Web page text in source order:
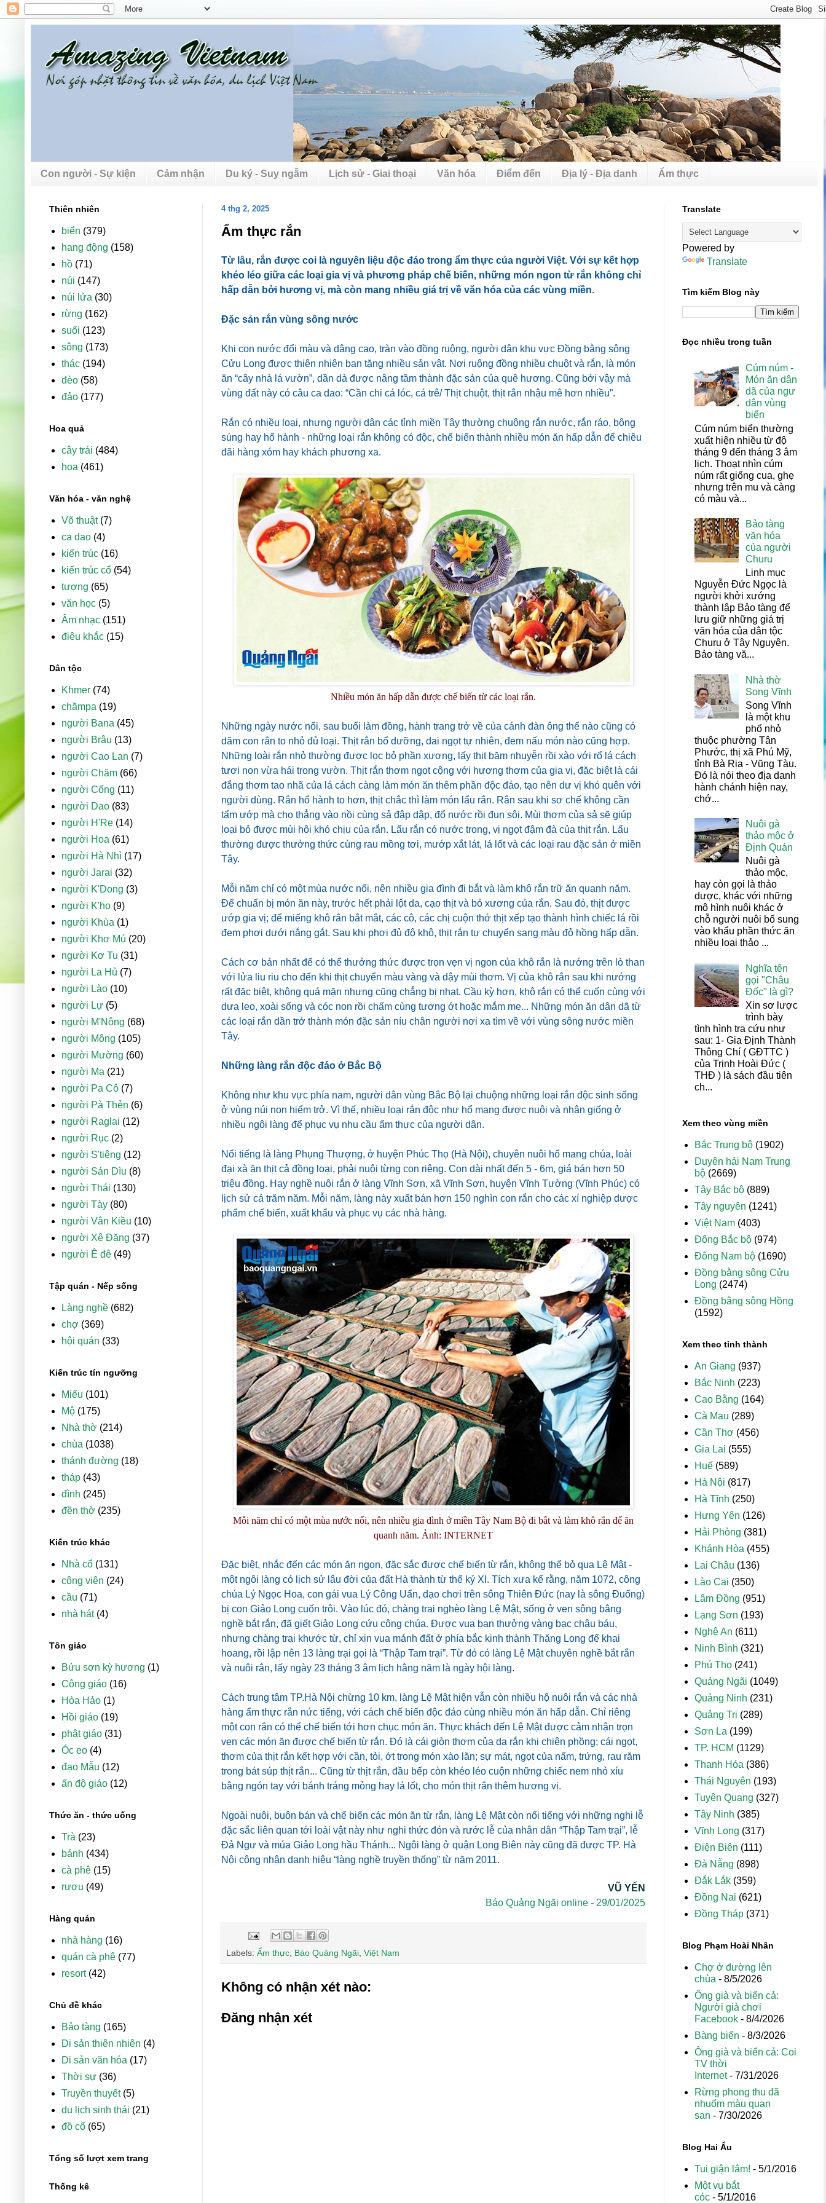
Con người - Sự kiện Cảm nhận Du ký - Suy ngẫm Lịch sử - Giai thoại Văn hóa Điểm đến Địa lý - Địa danh Ẩm thực
4 thg 2, 2025
Ẩm thực rắn
Từ lâu, rắn được coi là nguyên liệu độc đáo trong ẩm thực của người Việt. Với sự kết hợp
khéo léo giữa các loại gia vị và phương pháp chế biến, những món ngon từ rắn không chỉ
hấp dẫn bởi hương vị, mà còn mang nhiều giá trị về văn hóa của các vùng miền.
Đặc sản rắn vùng sông nước
Khi con nước đổi màu và dâng cao, tràn vào đồng ruộng, người dân khu vực Đồng bằng sông
Cửu Long được thiên nhiên ban tặng nhiều sản vật. Nơi ruộng đồng nhiều chuột và rắn, là món
ăn “cây nhà lá vườn”, dần dà được nâng tầm thành đặc sản của quê hương. Cũng bởi vậy mà
vùng đất này có câu ca dao: “Cần chi cá lóc, cá trê/ Thịt chuột, thịt rắn nhậu mê hơn nhiều”.
Rắn có nhiều loại, nhưng người dân các tỉnh miền Tây thường chuộng rắn nước, rắn ráo, bông
súng hay hổ hành - những loại rắn không có độc, chế biến thành nhiều món ăn hấp dẫn để chiêu
đãi hàng xóm hay khách phương xa.
Nhiều món ăn hấp dẫn được chế biến từ các loại rắn.
Những ngày nước nổi, sau buổi làm đồng, hành trang trở về của cánh đàn ông thể nào cũng có
dăm con rắn to nhỏ đủ loại. Thịt rắn bổ dưỡng, dai ngọt tự nhiên, đem nấu món nào cũng hợp.
Những loài rắn nhỏ thường được lọc bỏ phần xương, lấy thịt băm nhuyễn rồi xào với rổ lá cách
tươi non vừa hái trong vườn. Thịt rắn thơm ngọt cộng với hương thơm của gia vị, đặc biệt là cái
đắng thơm tao nhã của lá cách càng làm món ăn thêm phần độc đáo, tạo nên dư vị khó quên với
người dùng. Rắn hổ hành to hơn, thịt chắc thì làm món lẩu rắn. Rắn sau khi sơ chế không cần
tẩm ướp mà cho thẳng vào nồi cùng sả đập dập, đổ nước rồi đun sôi. Mùi thơm của sả sẽ giúp
loại bỏ được mùi hôi khó chịu của rắn. Lẩu rắn có nước trong, vị ngọt đậm đà của thịt rắn. Lẩu
thường được thưởng thức cùng rau mồng tơi, mướp xắt lát, lá lốt và các loại rau đặc sản ở miền
Tây.
Mỗi năm chỉ có một mùa nước nổi, nên nhiều gia đình đi bắt và làm khô rắn trữ ăn quanh năm.
Để chuẩn bị món ăn này, trước hết phải lột da, cạo thịt và bỏ xương của rắn. Sau đó, thịt được
ướp gia vị; để miếng khô rắn bắt mắt, các cô, các chị cuộn thớ thịt xếp tạo thành hình chiếc lá rồi
đem phơi dưới nắng gắt. Sau khi phơi đủ độ khô, thịt rắn tự chuyển sang màu đỏ hồng hấp dẫn.
Cách cơ bản nhất để có thể thưởng thức được trọn vẹn vị ngon của khô rắn là nướng trên lò than
với lửa liu riu cho đến khi thịt chuyển màu vàng và dậy mùi thơm. Vị của khô rắn sau khi nướng
rất đặc biệt, không quá mặn nhưng cũng chẳng bị nhạt. Cầu kỳ hơn, khô rắn có thể cuốn cùng với
dưa leo, xoài sống và cóc non rồi chấm cùng tương ớt hoặc mắm me... Những món ăn dân dã từ
các loại rắn dần trở thành món đặc sản níu chân người nơi xa tìm về với vùng sông nước miền
Tây.
Những làng rắn độc đáo ở Bắc Bộ
Không như khu vực phía nam, người dân vùng Bắc Bộ lại chuộng những loại rắn độc sinh sống
ở vùng núi non hiểm trở. Vì thế, nhiều loại rắn độc như hổ mang được nuôi và nhân giống ở
nhiều ngôi làng để phục vụ nhu cầu ẩm thực của người dân.
Nổi tiếng là làng Phụng Thượng, ở huyện Phúc Thọ (Hà Nội), chuyên nuôi hổ mang chúa, loài
đại xà ăn thịt cả đồng loại, phải nuôi từng con riêng. Con dài nhất đến 5 - 6m, giá bán hơn 50
triệu đồng. Hay nghề nuôi rắn ở làng Vĩnh Sơn, xã Vĩnh Sơn, huyện Vĩnh Tường (Vĩnh Phúc) có
lịch sử cả trăm năm. Mỗi năm, làng này xuất bán hơn 150 nghìn con rắn cho các xí nghiệp dược
phẩm chế biến, xuất khẩu và phục vụ các nhà hàng.
Mỗi năm chỉ có một mùa nước nổi, nên nhiều gia đình ở miền Tây Nam Bộ đi bắt và làm khô rắn để ăn
quanh năm. Ảnh: INTERNET
Đặc biệt, nhắc đến các món ăn ngon, đặc sắc được chế biến từ rắn, không thể bỏ qua Lệ Mật -
một ngôi làng có lịch sử lâu đời của đất Hà thành từ thế kỷ XI. Tích xưa kể rằng, năm 1072, công
chúa Lý Ngọc Hoa, con gái vua Lý Công Uẩn, dạo chơi trên sông Thiên Đức (nay là sông Đuống)
bị con Giảo Long cuốn trôi. Vào lúc đó, chàng trai nghèo làng Lệ Mật, sống ở ven sông bằng
nghề bắt rắn, đã giết Giảo Long cứu công chúa. Được vua ban thưởng vàng bạc châu báu,
nhưng chàng trai khước từ, chỉ xin vua mảnh đất ở phía bắc kinh thành Thăng Long để khai
hoang, rồi lập nên 13 làng trại gọi là “Thập Tam trại”. Từ đó có làng Lệ Mật chuyên nghề bắt rắn
và nuôi rắn, lấy ngày 23 tháng 3 âm lịch hằng năm là ngày hội làng.
Cách trung tâm TP.Hà Nội chừng 10 km, làng Lệ Mật hiện vẫn còn nhiều hộ nuôi rắn và các nhà
hàng ẩm thực rắn nức tiếng, với cách chế biến độc đáo cùng nhiều món ăn hấp dẫn. Chỉ riêng
một con rắn có thể chế biến tới hơn chục món ăn. Thực khách đến Lệ Mật được cảm nhận trọn
vẹn các món ăn được chế biến từ rắn. Đó là cái giòn thơm của da rắn khi chiên phồng; cái ngọt,
thơm của thịt rắn kết hợp với cần, tỏi, ớt trong món xào lăn; sự mát, ngọt của nấm, trứng, rau răm
trong bát súp thịt rắn... Cũng từ thịt rắn, đầu bếp còn khéo léo cuộn những chiếc nem nhỏ xíu
bằng ngón tay với bánh tráng mỏng hay lá lốt, cho món thịt rắn thêm hương vị.
Ngoài nuôi, buôn bán và chế biến các món ăn từ rắn, làng Lệ Mật còn nổi tiếng với những nghi lễ
đặc sắc liên quan tới loài vật này như nghi thức đón và rước lễ của nhân dân “Thập Tam trại”, lễ
Đả Ngư và múa Giảo Long hầu Thánh... Ngôi làng ở quận Long Biên này cũng đã được TP. Hà
Nội công nhận danh hiệu “làng nghề truyền thống” từ năm 2011.
VŨ YẾN
Báo Quảng Ngãi online - 29/01/2025
Labels: Ẩm thực, Báo Quảng Ngãi, Việt Nam
Không có nhận xét nào:
Đăng nhận xét
Thiên nhiên
biển (379)
hang động (158)
hồ (71)
núi (147)
núi lửa (30)
rừng (162)
suối (123)
sông (173)
thác (194)
đèo (58)
đảo (177)
Hoa quả
cây trái (484)
hoa (461)
Văn hóa - văn nghệ
Võ thuật (7)
ca dao (4)
kiến trúc (16)
kiến trúc cổ (54)
tượng (65)
văn học (5)
Âm nhạc (151)
điêu khắc (15)
Dân tộc
Khmer (74)
chămpa (19)
người Bana (45)
người Brâu (13)
người Cao Lan (7)
người Chăm (66)
người Cống (11)
người Dao (83)
người H'Re (14)
người Hoa (61)
người Hà Nhì (17)
người Jarai (32)
người K'Dong (3)
người K'ho (9)
người Khùa (1)
người Khơ Mú (20)
người Kơ Tu (31)
người La Hủ (7)
người Lào (10)
người Lự (5)
người M'Nông (68)
người Mông (105)
người Mường (60)
người Mạ (21)
người Pa Cô (7)
người Pà Thẻn (6)
người Raglai (12)
người Rục (2)
người S'tiêng (12)
người Sán Dìu (8)
người Thái (130)
người Tày (80)
người Vân Kiều (10)
người Xê Đăng (37)
người Ê đê (49)
Tập quán - Nếp sống
Làng nghề (682)
chợ (369)
hội quán (33)
Kiến trúc tín ngưỡng
Miếu (101)
Mộ (175)
Nhà thờ (214)
chùa (1038)
thánh đường (18)
tháp (43)
đình (245)
đền thờ (235)
Kiến trúc khác
Nhà cổ (131)
công viên (24)
cầu (71)
nhà hát (4)
Tôn giáo
Bửu sơn kỳ hương (1)
Công giáo (16)
Hòa Hảo (1)
Hồi giáo (19)
phật giáo (31)
Óc eo (4)
đạo Mẫu (12)
ấn độ giáo (12)
Thức ăn - thức uống
Trà (23)
bánh (434)
cà phê (15)
rượu (49)
Hàng quán
nhà hàng (16)
quán cà phê (77)
resort (42)
Chủ đề khác
Bảo tàng (165)
Di sản thiên nhiên (4)
Di sản văn hóa (17)
Thời sự (36)
Truyền thuyết (5)
du lịch sinh thái (21)
đồ cổ (65)
Tổng số lượt xem trang
Thống kê
Translate
Powered by
Translate
Tìm kiếm Blog này
Đọc nhiều trong tuần
Cúm núm -
Món ăn dân
dã của ngư
dân vùng
biển
Cúm núm biển thường
xuất hiện nhiều từ độ
tháng 9 đến tháng 3 âm
lịch. Thoạt nhìn cúm
núm rất giống cua, ghẹ
nhưng trên mu và càng
có màu và...
Bảo tàng
văn hóa
của người
Churu
Linh mục
Nguyễn Đức Ngọc là
người khởi xướng
thành lập Bảo tàng để
lưu giữ những giá trị
văn hóa của dân tộc
Churu ở Tây Nguyên.
Bảo tàng vă...
Nhà thờ
Song Vĩnh
Song Vĩnh
là một khu
phố nhỏ
thuộc phường Tân
Phước, thị xã Phú Mỹ,
tỉnh Bà Rịa - Vũng Tàu.
Đó là nói theo địa danh
hành chánh hiện nay,
chớ...
Nuôi gà
thảo mộc ở
Định Quán
Nuôi gà
thảo mộc,
hay còn gọi là thảo
dược, khác với những
mô hình nuôi khác ở
chỗ người nuôi bổ sung
vào khẩu phần thức ăn
nhiều loại thảo ...
Nghĩa tên
gọi "Châu
Đốc" là gì?
Xin sơ lược
trình bày
tình hình tra cứu như
sau: 1- Gia Định Thành
Thông Chí ( GĐTTC )
của Trịnh Hoài Đức (
THĐ ) là sách đầu tiên
ch...
Xem theo vùng miền
Bắc Trung bộ (1902)
Duyên hải Nam Trung
bộ (2669)
Tây Bắc bộ (889)
Tây nguyên (1241)
Việt Nam (403)
Đông Bắc bộ (974)
Đông Nam bộ (1690)
Đồng bằng sông Cửu
Long (2474)
Đồng bằng sông Hồng
(1592)
Xem theo tỉnh thành
An Giang (937)
Bắc Ninh (223)
Cao Bằng (164)
Cà Mau (289)
Cần Thơ (456)
Gia Lai (555)
Huế (589)
Hà Nội (817)
Hà Tĩnh (250)
Hưng Yên (126)
Hải Phòng (381)
Khánh Hòa (455)
Lai Châu (136)
Lào Cai (350)
Lâm Đồng (951)
Lạng Sơn (193)
Nghệ An (611)
Ninh Bình (321)
Phú Thọ (241)
Quảng Ngãi (1049)
Quảng Ninh (231)
Quảng Trị (289)
Sơn La (199)
TP. HCM (1129)
Thanh Hóa (386)
Thái Nguyên (193)
Tuyên Quang (327)
Tây Ninh (385)
Vĩnh Long (317)
Điện Biên (111)
Đà Nẵng (898)
Đắk Lắk (359)
Đồng Nai (621)
Đồng Tháp (371)
Blog Phạm Hoài Nhân
Chợ ở đường lên
chùa - 8/5/2026
Ông già và biển cả:
Người già chơi
Facebook - 8/4/2026
Bàng biển - 8/3/2026
Ông già và biển cả: Coi
TV thời
Internet- 7/31/2026
Rừng phong thu đã
nhuốm màu quan
san - 7/30/2026
Blog Hai Ẩu
Tui giận lắm! - 5/1/2016
Một vụ bắt
cóc - 5/1/2016